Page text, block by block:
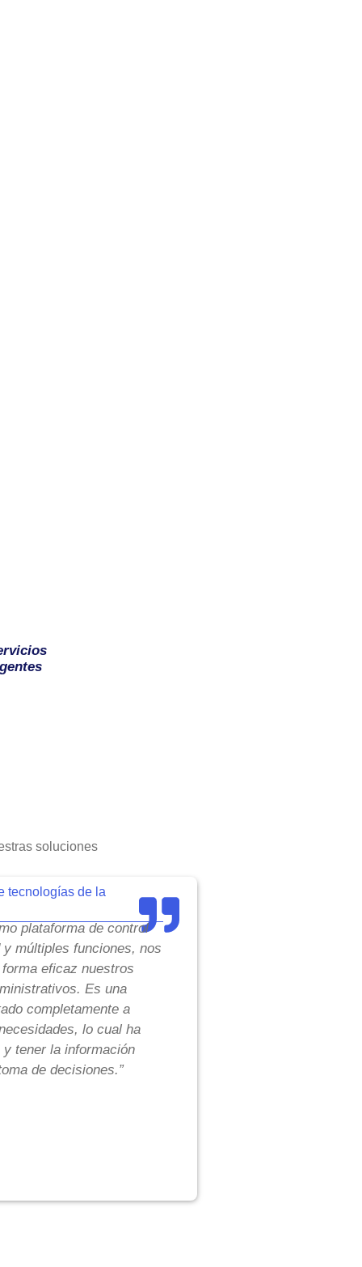
soluciones
tecnologías de la
plataforma de control
múltiples funciones, nos
eficaz nuestros
Es una
completamente a
lo cual ha
tener la información
de decisiones.”